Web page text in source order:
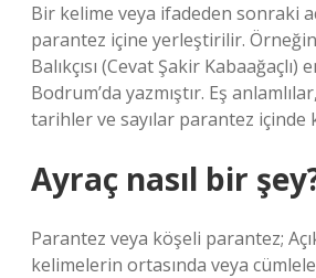
Bir kelime veya ifadeden sonraki
parantez içine yerleştirilir.
Balıkçısı (Cevat Şakir
Bodrum’da yazmıştır. Eş
tarihler ve sayılar parantez içinde
Ayraç nasıl bir
Parantez veya köşeli parantez;
kelimelerin ortasında veya